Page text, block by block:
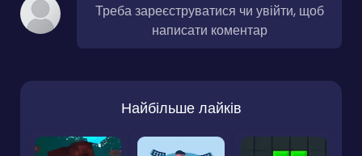
Треба зареєструватися чи увійти, щоб
написати коментар
Найбільше лайків